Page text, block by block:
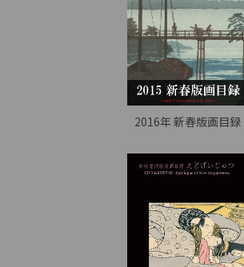
2016年 新春版画目録